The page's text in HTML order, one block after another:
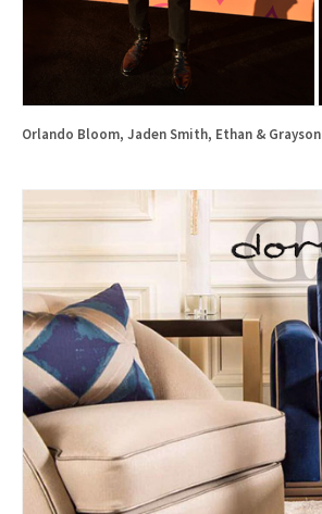
Orlando Bloom, Jaden Smith, Ethan & Grayson